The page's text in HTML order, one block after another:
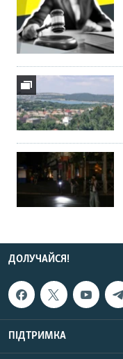
ДОЛУЧАЙСЯ!
ПІДТРИМКА